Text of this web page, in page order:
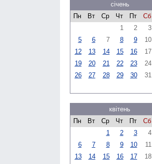
січень
Пн
Вт Ср Чт Пт Сб
1
2 3
5
6 7 8 9 10
12
13 14 15 16 17
19
20 21 22 23 24
26
27 28 29 30 31
квітень
Пн
Вт Ср Чт Пт Сб
1
2 3 4
6
7 8 9 10 11
13
14 15 16 17 18